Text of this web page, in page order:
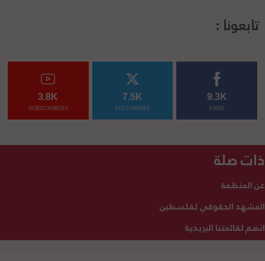
تابعونا :
9.3K
FANS
7.5K
FOLLOWERS
3.8K
SUBSCRIBERS
ذات صلة
عن المنظمة
المشهد الحقوقي لفلسطين
انضم لقائمتنا البريدية